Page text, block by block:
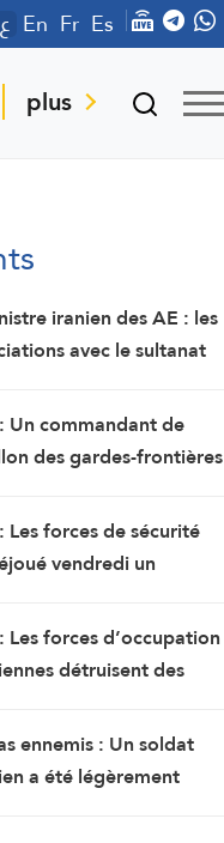
ع En Fr Es
plus
iranien des AE : les
avec le sultanat
tenu des difficultés
des travaux sont
pour définir une voie
définitif est imminent.
Un commandant de
des gardes-frontières
dans une embuscade à
Deir Ezzor au nord-
du pays.
Les forces de sécurité
vendredi un
dans la région de
Zeinab dans la
Les forces d’occupation
détruisent des
incursion terrestre à
ennemis : Un soldat
a été légèrement